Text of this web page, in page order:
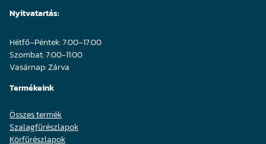
Nyitvatartás:
Hétfő–Péntek: 7:00–17:00
Szombat: 7:00-11:00
Vasárnap: Zárva
Termékeink
Összes termék
Szalagfűrészlapok
Körfűrészlapok